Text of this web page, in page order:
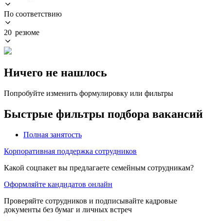
По соответствию
20 резюме
Ничего не нашлось
Попробуйте изменить формулировку или фильтры
Быстрые фильтры подбора вакансий
Полная занятость
Корпоративная поддержка сотрудников
Какой соцпакет вы предлагаете семейным сотрудникам?
Оформляйте кандидатов онлайн
Проверяйте сотрудников и подписывайте кадровые
документы без бумаг и личных встреч